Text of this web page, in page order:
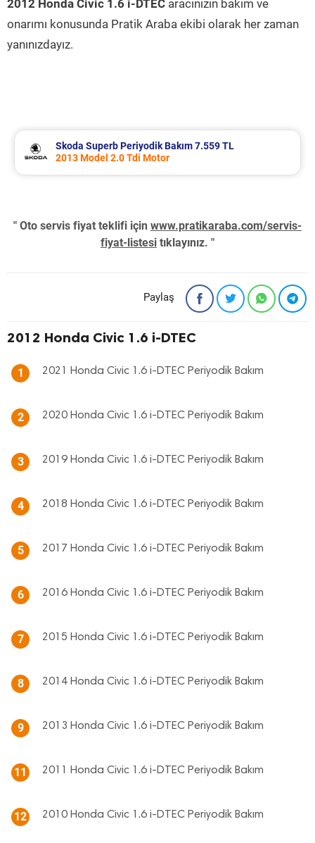
2012 Honda Civic 1.6 i-DTEC aracınızın bakım ve
onarımı konusunda Pratik Araba ekibi olarak her zaman
yanınızdayız.
Skoda Superb Periyodik Bakım 7.559 TL
2013 Model 2.0 Tdi Motor
" Oto servis fiyat teklifi için www.pratikaraba.com/servis-
fiyat-listesi tıklayınız. "
Paylaş
2012 Honda Civic 1.6 i-DTEC
1 2021 Honda Civic 1.6 i-DTEC Periyodik Bakım
2 2020 Honda Civic 1.6 i-DTEC Periyodik Bakım
3 2019 Honda Civic 1.6 i-DTEC Periyodik Bakım
4 2018 Honda Civic 1.6 i-DTEC Periyodik Bakım
5 2017 Honda Civic 1.6 i-DTEC Periyodik Bakım
6 2016 Honda Civic 1.6 i-DTEC Periyodik Bakım
7 2015 Honda Civic 1.6 i-DTEC Periyodik Bakım
8 2014 Honda Civic 1.6 i-DTEC Periyodik Bakım
9 2013 Honda Civic 1.6 i-DTEC Periyodik Bakım
11 2011 Honda Civic 1.6 i-DTEC Periyodik Bakım
12 2010 Honda Civic 1.6 i-DTEC Periyodik Bakım